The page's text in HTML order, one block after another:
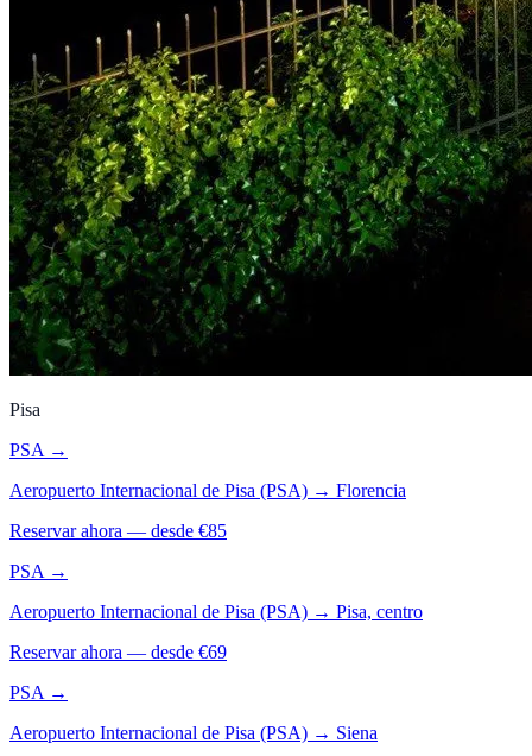
Pisa
PSA →
Aeropuerto Internacional de Pisa (PSA) → Florencia
Reservar ahora — desde €85
PSA →
Aeropuerto Internacional de Pisa (PSA) → Pisa, centro
Reservar ahora — desde €69
PSA →
Aeropuerto Internacional de Pisa (PSA) → Siena